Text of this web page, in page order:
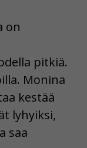
on
pitkiä.
Monina
kestää
lyhyiksi,
saa